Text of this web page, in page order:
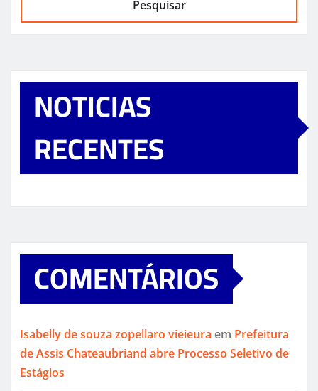
Pesquisar
NOTICIAS
RECENTES
COMENTÁRIOS
Isabelly de souza zopellaro vieieura em Prefeitura
de Assis Chateaubriand abre Processo Seletivo de
Estágios